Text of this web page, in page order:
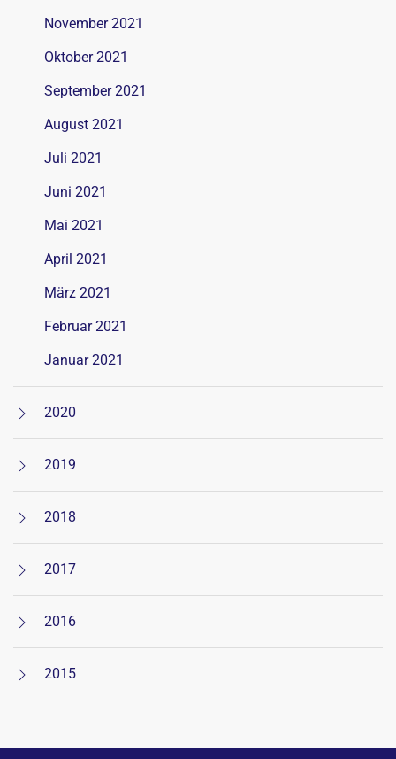
November 2021
Oktober 2021
September 2021
August 2021
Juli 2021
Juni 2021
Mai 2021
April 2021
März 2021
Februar 2021
Januar 2021
2020
2019
2018
2017
2016
2015